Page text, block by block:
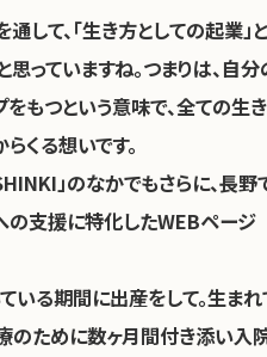
して、 「生き方としての起業」と
っていますね。つまりは、自分
もつという意味で、全ての生き
くる想いです。
」のなかでもさらに、長野
の支援に特化したWEBページ
いる期間に出産をして。生まれ
のために数ヶ月間付き添い入